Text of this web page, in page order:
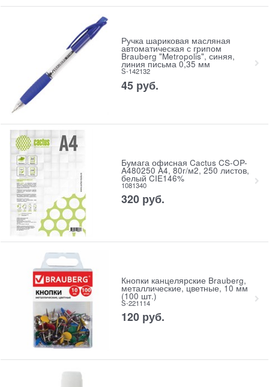
Ручка шариковая масляная
автоматическая с грипом
Brauberg "Metropolis", синяя,
линия письма 0,35 мм
S-142132
45 руб.
Бумага офисная Cactus CS-OP-
A480250 A4, 80г/м2, 250 листов,
белый CIE146%
1081340
320 руб.
Кнопки канцелярские Brauberg,
металлические, цветные, 10 мм
(100 шт.)
S-221114
120 руб.